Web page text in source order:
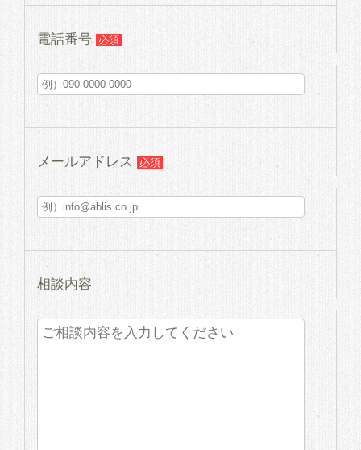
電話番号 必須
メールアドレス 必須
相談内容